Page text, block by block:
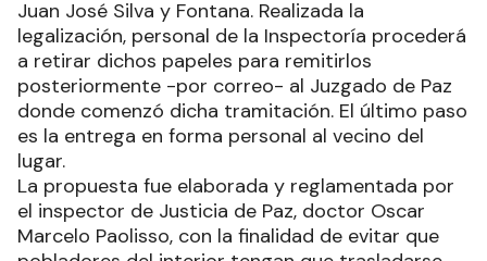
Juan José Silva y Fontana. Realizada la
legalización, personal de la Inspectoría procederá
a retirar dichos papeles para remitirlos
posteriormente -por correo- al Juzgado de Paz
donde comenzó dicha tramitación. El último paso
es la entrega en forma personal al vecino del
lugar.
La propuesta fue elaborada y reglamentada por
el inspector de Justicia de Paz, doctor Oscar
Marcelo Paolisso, con la finalidad de evitar que